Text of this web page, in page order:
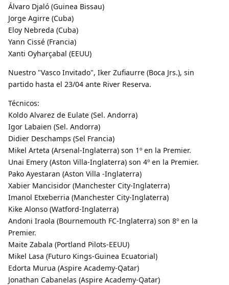
Álvaro Djaló (Guinea Bissau)
Jorge Agirre (Cuba)
Eloy Nebreda (Cuba)
Yann Cissé (Francia)
Xanti Oyharçabal (EEUU)
Nuestro "Vasco Invitado", Iker Zufiaurre (Boca Jrs.), sin
partido hasta el 23/04 ante River Reserva.
Técnicos:
Koldo Alvarez de Eulate (Sel. Andorra)
Igor Labaien (Sel. Andorra)
Didier Deschamps (Sel Francia)
Mikel Arteta (Arsenal-Inglaterra) son 1º en la Premier.
Unai Emery (Aston Villa-Inglaterra) son 4º en la Premier.
Pako Ayestaran (Aston Villa -Inglaterra)
Xabier Mancisidor (Manchester City-Inglaterra)
Imanol Etxeberria (Manchester City-Inglaterra)
Kike Alonso (Watford-Inglaterra)
Andoni Iraola (Bournemouth FC-Inglaterra) son 8º en la
Premier.
Maite Zabala (Portland Pilots-EEUU)
Mikel Lasa (Futuro Kings-Guinea Ecuatorial)
Edorta Murua (Aspire Academy-Qatar)
Jonathan Cabanelas (Aspire Academy-Qatar)